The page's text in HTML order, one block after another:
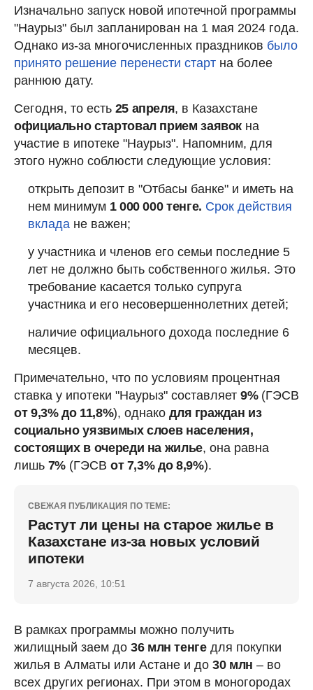
Изначально запуск новой ипотечной программы
"Наурыз" был запланирован на 1 мая 2024 года.
Однако из-за многочисленных праздников было
принято решение перенести старт на более
раннюю дату.
Сегодня, то есть 25 апреля, в Казахстане
официально стартовал прием заявок на
участие в ипотеке "Наурыз". Напомним, для
этого нужно соблюсти следующие условия:
открыть депозит в "Отбасы банке" и иметь на
нем минимум 1 000 000 тенге. Срок действия
вклада не важен;
у участника и членов его семьи последние 5
лет не должно быть собственного жилья. Это
требование касается только супруга
участника и его несовершеннолетних детей;
наличие официального дохода последние 6
месяцев.
Примечательно, что по условиям процентная
ставка у ипотеки "Наурыз" составляет 9% (ГЭСВ
от 9,3% до 11,8%), однакодля граждан из
социально уязвимых слоев населения,
состоящих в очереди на жилье, она равна
лишь 7%(ГЭСВ от 7,3% до 8,9%).
СВЕЖАЯ ПУБЛИКАЦИЯ ПО ТЕМЕ:
Растут ли цены на старое жилье в
Казахстане из-за новых условий
ипотеки
7 августа 2026, 10:51
В рамках программы можно получить
жилищный заем до 36 млн тенгедля покупки
жилья в Алматы или Астане и до 30 млн – во
всех других регионах. При этом в моногородах